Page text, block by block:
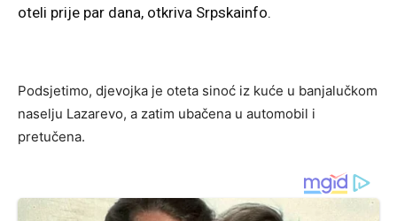
oteli prije par dana, otkriva Srpskainfo.
Podsjetimo, djevojka je oteta sinoć iz kuće u banjalučkom
naselju Lazarevo, a zatim ubačena u automobil i
pretučena.